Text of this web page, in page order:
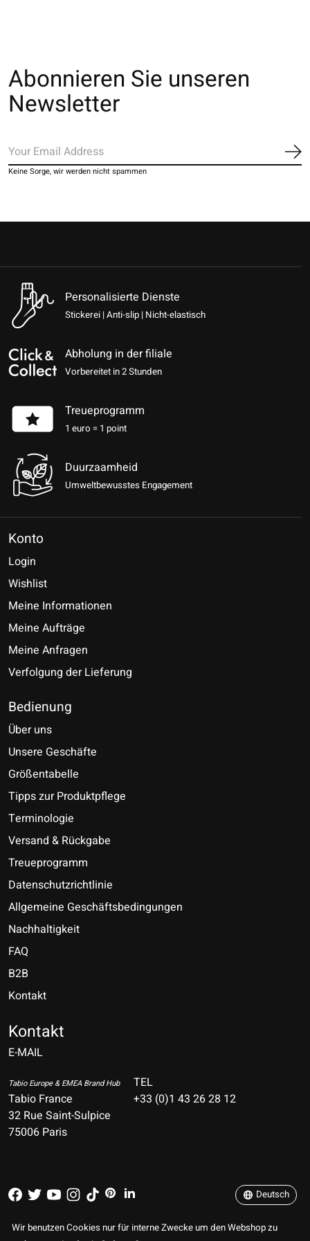
Abonnieren Sie unseren
Newsletter
Keine Sorge, wir werden nicht spammen
Personalisierte Dienste
Stickerei | Anti-slip | Nicht-elastisch
Abholung in der filiale
Vorbereitet in 2 Stunden
Treueprogramm
1 euro = 1 point
Duurzaamheid
Umweltbewusstes Engagement
Konto
Login
Wishlist
Meine Informationen
Meine Aufträge
Meine Anfragen
Verfolgung der Lieferung
Bedienung
Über uns
Unsere Geschäfte
Größentabelle
Tipps zur Produktpflege
Terminologie
Versand & Rückgabe
Treueprogramm
Datenschutzrichtlinie
Allgemeine Geschäftsbedingungen
Nachhaltigkeit
FAQ
B2B
Kontakt
Kontakt
E-MAIL
Tabio Europe & EMEA Brand Hub
Tabio France
32 Rue Saint-Sulpice
75006 Paris
TEL
+33 (0)1 43 26 28 12
Deutsch
Wir benutzen Cookies nur für interne Zwecke um den Webshop zu